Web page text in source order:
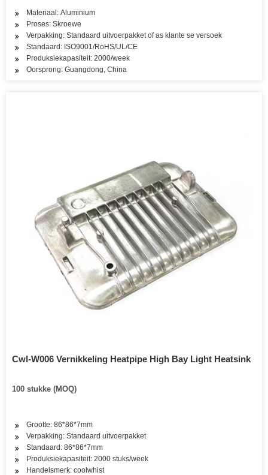
Materiaal: Aluminium
Proses: Skroewe
Verpakking: Standaard uitvoerpakket of as klante se versoek
Standaard: ISO9001/RoHS/UL/CE
Produksiekapasiteit: 2000/week
Oorsprong: Guangdong, China
Cwl-W006 Vernikkeling Heatpipe High Bay Light Heatsink
100 stukke (MOQ)
Grootte: 86*86*7mm
Verpakking: Standaard uitvoerpakket
Standaard: 86*86*7mm
Produksiekapasiteit: 2000 stuks/week
Handelsmerk: coolwhist